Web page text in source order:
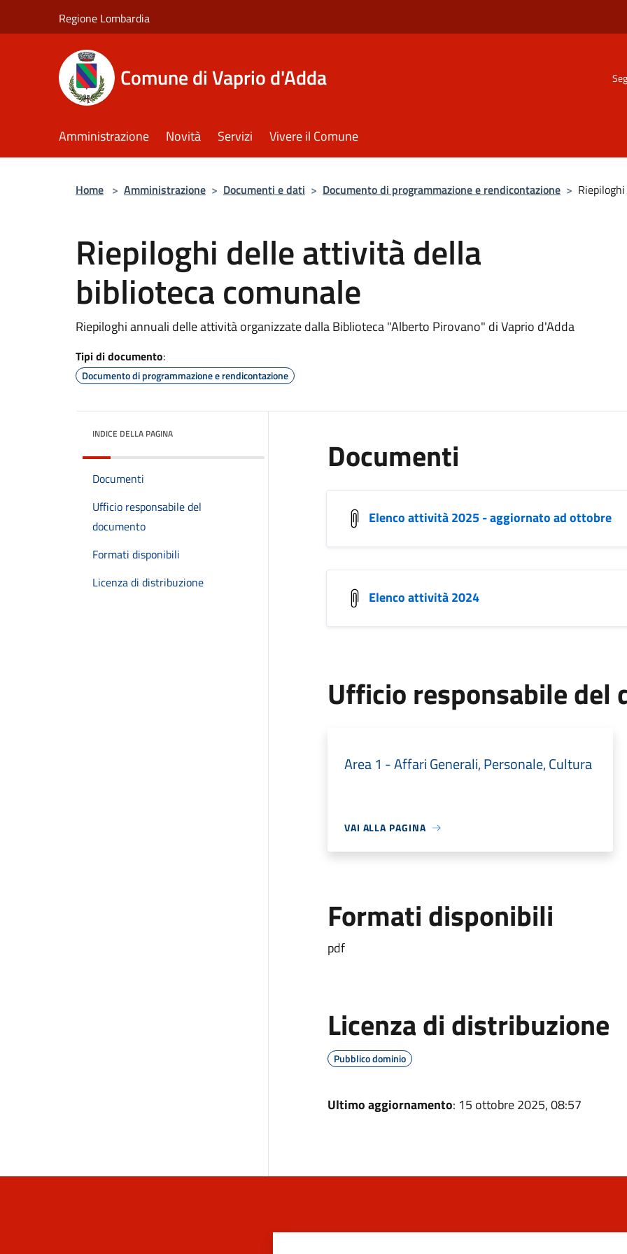
Regione Lombardia
Comune di Vaprio d'Adda
Amministrazione Novità Servizi Vivere il Comune
Home > Amministrazione > Documenti e dati > Documento di programmazione e rendicontazione >
Riepiloghi delle attività della
biblioteca comunale
Riepiloghi annuali delle attività organizzate dalla Biblioteca "Alberto Pirovano" di Vaprio d'Adda
Tipi di documento:
Documento di programmazione e rendicontazione
INDICE DELLA PAGINA
Documenti
Ufficio responsabile del
documento
Formati disponibili
Licenza di distribuzione
Documenti
Elenco attività 2025 - aggiornato ad ottobre
Elenco attività 2024
Ufficio responsabile del
Area 1 - Affari Generali, Personale, Cultura
VAI ALLA PAGINA
Formati disponibili
pdf
Licenza di distribuzione
Pubblico dominio
Ultimo aggiornamento: 15 ottobre 2025, 08:57